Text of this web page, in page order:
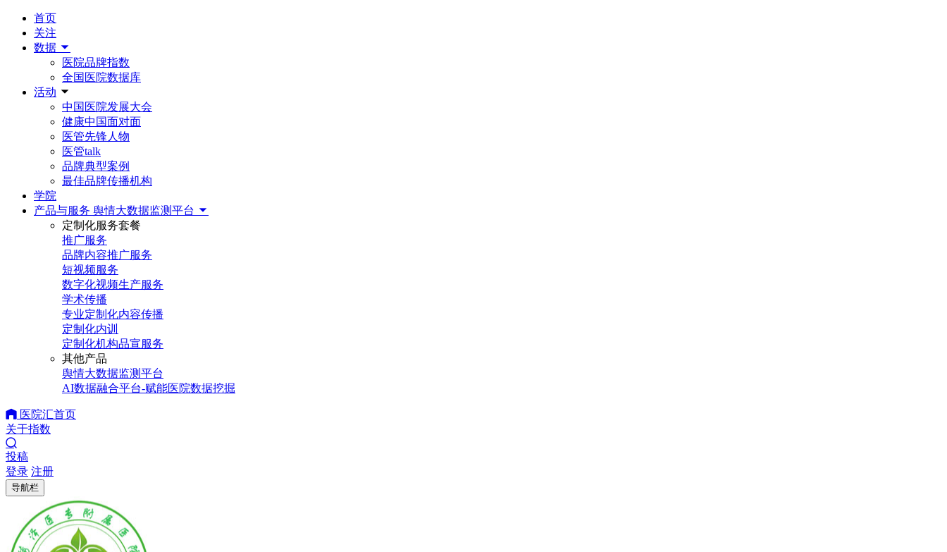
首页
关注
数据
医院品牌指数
全国医院数据库
活动
中国医院发展大会
健康中国面对面
医管先锋人物
医管talk
品牌典型案例
最佳品牌传播机构
学院
产品与服务 舆情大数据监测平台
定制化服务套餐
推广服务
品牌内容推广服务
短视频服务
数字化视频生产服务
学术传播
专业定制化内容传播
定制化内训
定制化机构品宣服务
其他产品
舆情大数据监测平台
AI数据融合平台-赋能医院数据挖掘
医院汇首页
关于指数
投稿
登录 注册
导航栏